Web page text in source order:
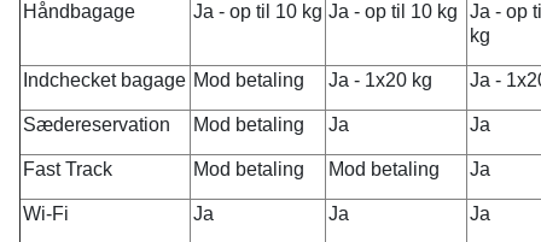
Håndbagage Ja - op til 10 kg Ja - op til 10 kg
Ja - op
kg
Indchecket bagage Mod betaling Ja - 1x20 kg Ja -
Sædereservation Mod betaling Ja Ja
Fast Track Mod betaling Mod betaling Ja
Wi-Fi Ja Ja Ja